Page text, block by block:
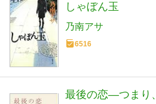
しゃぼん玉
乃南アサ
6516
最後の恋―つまり